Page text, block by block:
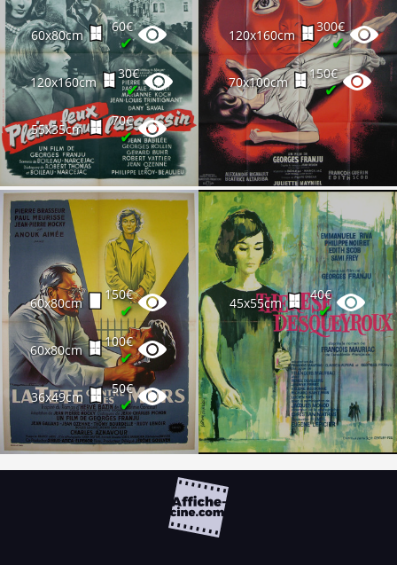
60x80cm
60€
✔
120x160cm
30€
✔
55x35cm
70€
✔
120x160cm
300€
✔
70x100cm
150€
✔
60x80cm
150€
✔
60x80cm
100€
✔
36x49cm
50€
✔
45x55cm
40€
✔